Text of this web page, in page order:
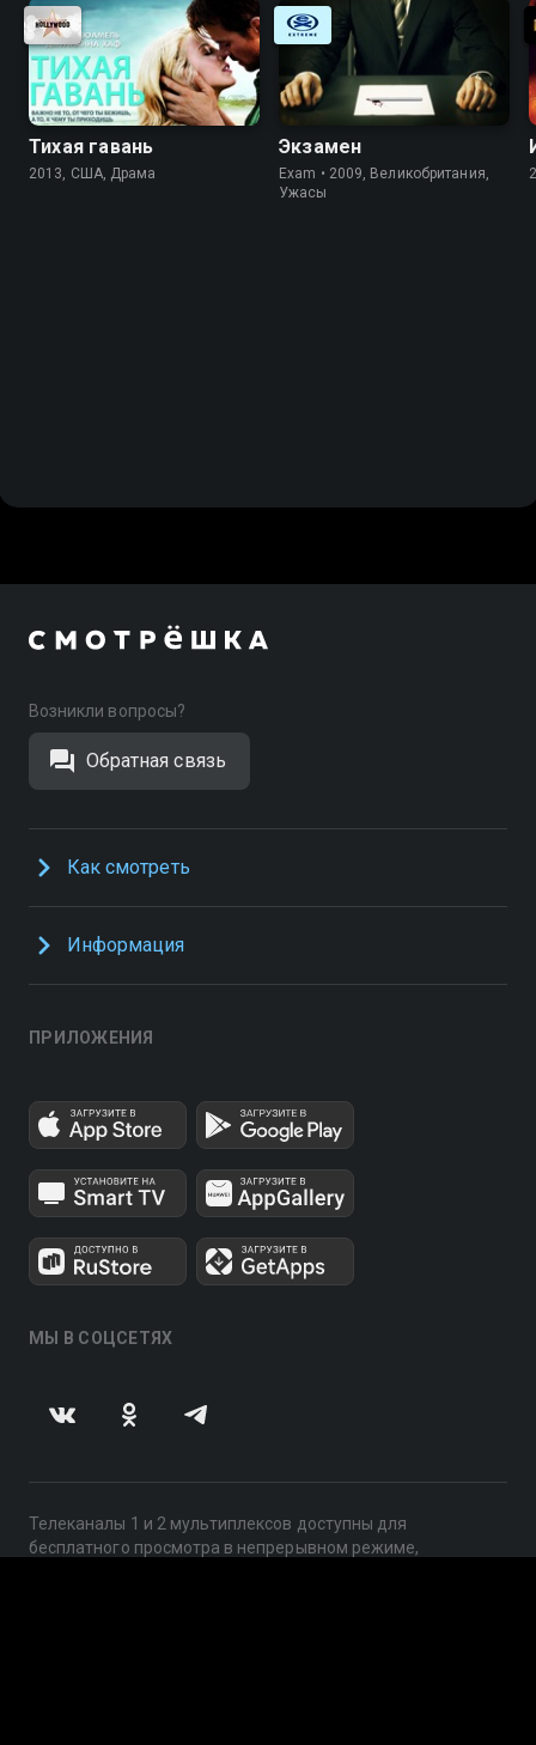
Тихая гавань
2013, США, Драма
Экзамен
Exam • 2009, Великобритания,
Ужасы
Возникли вопросы?
Обратная связь
Как смотреть
Информация
ПРИЛОЖЕНИЯ
МЫ В СОЦСЕТЯХ
Телеканалы 1 и 2 мультиплексов доступны для
бесплатного просмотра в непрерывном режиме,